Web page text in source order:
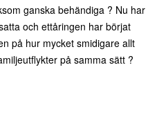
ganska behändiga ? Nu har
och ettåringen har börjat
på hur mycket smidigare allt
på samma sätt ?